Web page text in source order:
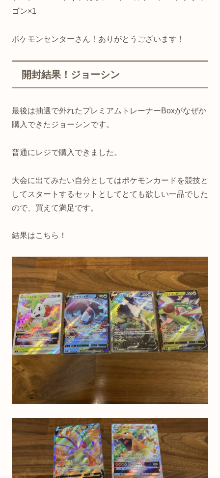
ゴン×1
ポケモンセンターさん！ありがとうございます！
開封結果！ジョーシン
最後は抽選で外れたプレミアムトレーナーBoxがなぜか
購入できたジョーシンです。
普通にレジで購入できました。
大会に出てみたい自分としてはポケモンカードを競技と
してスタートするセットとしてとても欲しい一品でした
ので、買えて満足です。
結果はこちら！